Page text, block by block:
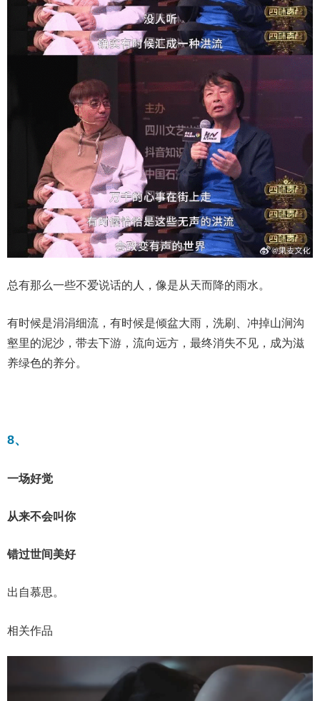
总有那么一些不爱说话的人，像是从天而降的雨水。
有时候是涓涓细流，有时候是倾盆大雨，洗刷、冲掉山涧沟
壑里的泥沙，带去下游，流向远方，最终消失不见，成为滋
养绿色的养分。
8、
一场好觉
从来不会叫你
错过世间美好
出自慕思。
相关作品